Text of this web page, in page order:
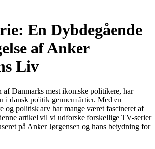
En Dybdegående
af Anker
Liv
af Danmarks mest ikoniske politikere, har
i dansk politik gennem årtier. Med en
og politisk arv har mange været fascineret af
artikel vil vi udforske forskellige TV-serier
på Anker Jørgensen og hans betydning for